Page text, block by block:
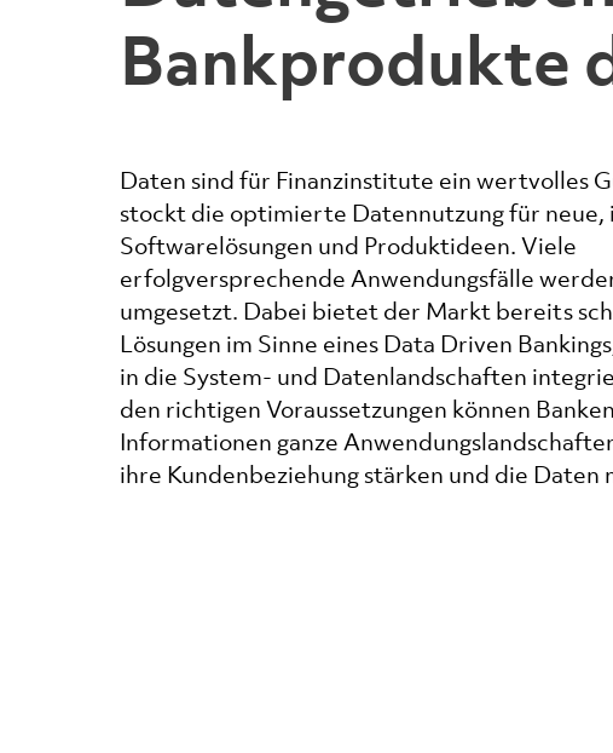
Bankprodukte
Daten sind für Finanzinstitute ein wertvolles
stockt die optimierte Datennutzung für neue,
Softwarelösungen und Produktideen. Viele
erfolgversprechende Anwendungsfälle
umgesetzt. Dabei bietet der Markt bereits
Lösungen im Sinne eines Data Driven
in die System- und Datenlandschaften
den richtigen Voraussetzungen können
Informationen ganze
ihre Kundenbeziehung stärken und die Daten